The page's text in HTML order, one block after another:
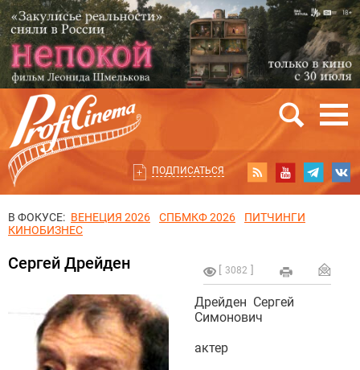
ПОДПИСАТЬСЯ
В ФОКУСЕ: ВЕНЕЦИЯ 2026 СПБМКФ 2026
ПИТЧИНГИ
КИНОБИЗНЕС
3082
Сергей Дрейден
Дрейден Сергей
Симонович
актер